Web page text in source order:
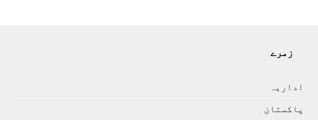
زمرے
اداريہ
پاکستان